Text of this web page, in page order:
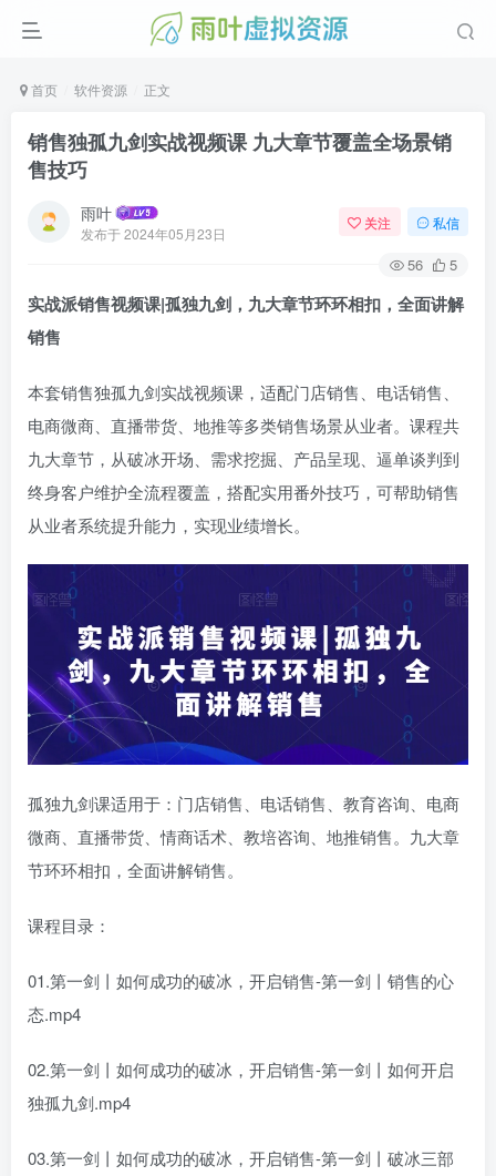
首页 软件资源 正文
销售独孤九剑实战视频课 九大章节覆盖全场景销
售技巧
雨叶
发布于2024年05月23日
关注 私信
56 5
实战派销售视频课|孤独九剑，九大章节环环相扣，全面讲解
销售
本套销售独孤九剑实战视频课，适配门店销售、电话销售、
电商微商、直播带货、地推等多类销售场景从业者。课程共
九大章节，从破冰开场、需求挖掘、产品呈现、逼单谈判到
终身客户维护全流程覆盖，搭配实用番外技巧，可帮助销售
从业者系统提升能力，实现业绩增长。
孤独九剑课适用于：门店销售、电话销售、教育咨询、电商
微商、直播带货、情商话术、教培咨询、地推销售。九大章
节环环相扣，全面讲解销售。
课程目录：
01.第一剑丨如何成功的破冰，开启销售-第一剑丨销售的心
态.mp4
02.第一剑丨如何成功的破冰，开启销售-第一剑丨如何开启
独孤九剑.mp4
03.第一剑丨如何成功的破冰，开启销售-第一剑丨破冰三部